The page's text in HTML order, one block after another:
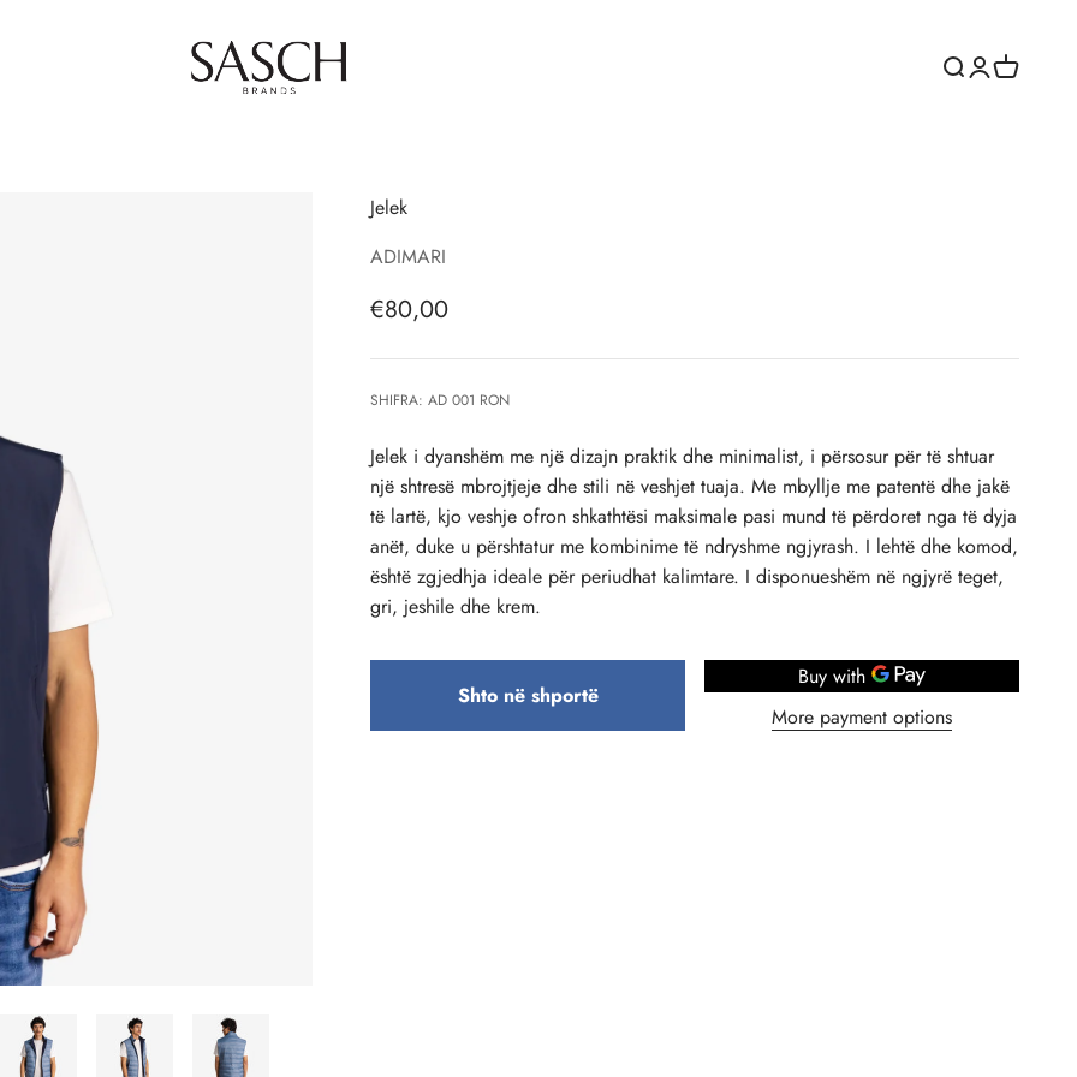
SASCH Brands Hap kërkimin
Hapni faqen
Karroca e
Jelek
ADIMARI
Çmimi i shitjes, çmimi i shitjeve
€80,00
SHIFRA: AD 001 RON
Jelek i dyanshëm me një dizajn praktik dhe minimalist, i përsosur për të shtuar
një shtresë mbrojtjeje dhe stili në veshjet tuaja. Me mbyllje me patentë dhe jakë
të lartë, kjo veshje ofron shkathtësi maksimale pasi mund të përdoret nga të dyja
anët, duke u përshtatur me kombinime të ndryshme ngjyrash. I lehtë dhe komod,
është zgjedhja ideale për periudhat kalimtare. I disponueshëm në ngjyrë teget,
gri, jeshile dhe krem.
Shto në shportë
More payment options